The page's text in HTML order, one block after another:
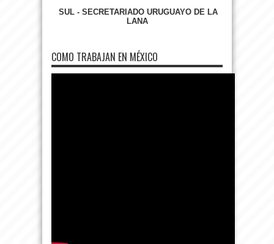
SUL - SECRETARIADO URUGUAYO DE LA
LANA
COMO TRABAJAN EN MÉXICO